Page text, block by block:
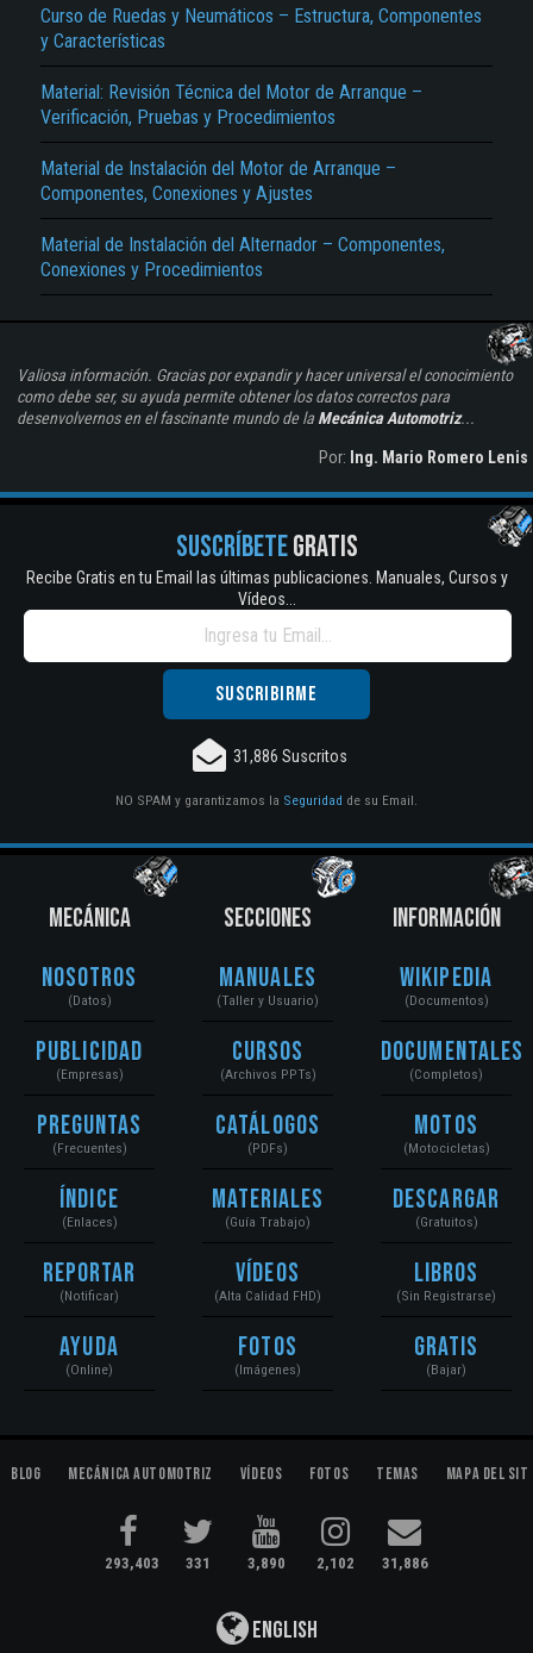
Curso de Ruedas y Neumáticos – Estructura, Componentes
y Características
Material: Revisión Técnica del Motor de Arranque –
Verificación, Pruebas y Procedimientos
Material de Instalación del Motor de Arranque –
Componentes, Conexiones y Ajustes
Material de Instalación del Alternador – Componentes,
Conexiones y Procedimientos
Valiosa información. Gracias por expandir y hacer universal el conocimiento
como debe ser, su ayuda permite obtener los datos correctos para
desenvolvernos en el fascinante mundo de la Mecánica Automotriz...
Por: Ing. Mario Romero Lenis
SUSCRÍBETEGRATIS
Recibe Gratis en tu Email las últimas publicaciones. Manuales, Cursos y
Vídeos...
31,886 Suscritos
NO SPAM y garantizamos la Seguridad de su Email.
MECÁNICA
Nosotros
(Datos)
Publicidad
(Empresas)
Preguntas
(Frecuentes)
Índice
(Enlaces)
Reportar
(Notificar)
Ayuda
(Online)
SECCIONES
Manuales
(Taller y Usuario)
Cursos
(Archivos PPTs)
Catálogos
(PDFs)
Materiales
(Guía Trabajo)
Vídeos
(Alta Calidad FHD)
Fotos
(Imágenes)
INFORMACIÓN
Wikipedia
(Documentos)
Documentales
(Completos)
Motos
(Motocicletas)
Descargar
(Gratuitos)
Libros
(Sin Registrarse)
Gratis
(Bajar)
Blog Mecánica Automotriz Vídeos Fotos Temas Mapa del
293,403 331 3,890 2,102 31,886
English